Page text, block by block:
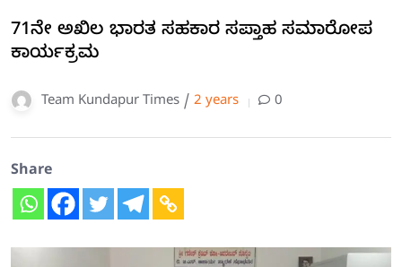
71ನೇ ಅಖಿಲ ಭಾರತ ಸಹಕಾರ ಸಪ್ತಾಹ ಸಮಾರೋಪ
ಕಾರ್ಯಕ್ರಮ
Team Kundapur Times / 2 years 0
Share